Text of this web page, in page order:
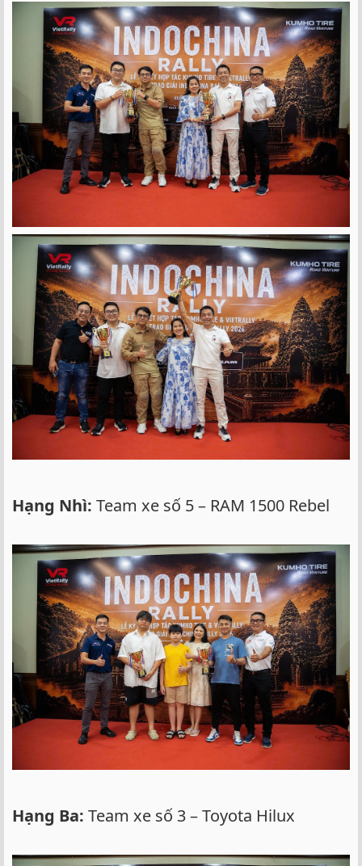
Hạng Nhì: Team xe số 5 – RAM 1500 Rebel
Hạng Ba: Team xe số 3 – Toyota Hilux